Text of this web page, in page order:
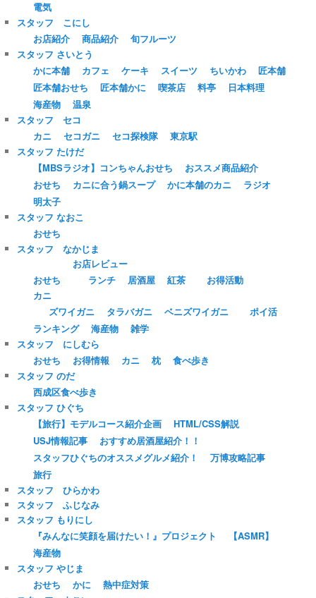
電気
スタッフ こにし
お店紹介
商品紹介
旬フルーツ
スタッフ さいとう
かに本舗
カフェ ケーキ スイーツ ちいかわ
匠本舗
匠本舗おせち
匠本舗かに 喫茶店 料亭
日本料理
海産物
温泉
スタッフ セコ
カニ
セコガニ セコ探検隊
東京駅
スタッフ たけだ
【MBSラジオ】コンちゃんおせち
おススメ商品紹介
おせち
カニに合う鍋スープ かに本舗のカニ
ラジオ
明太子
スタッフ なおこ
おせち
スタッフ なかじま
おせち
お店レビュー
ランチ
居酒屋 紅茶
お得活動
カニ
ズワイガニ
タラバガニ ベニズワイガニ
ポイ活
ランキング
海産物
雑学
スタッフ にしむら
おせち
お得情報 カニ 枕
食べ歩き
スタッフ のだ
西成区食べ歩き
スタッフ ひぐち
【旅行】モデルコース紹介企画
HTML/CSS解説
USJ情報記事
おすすめ居酒屋紹介！！
スタッフひぐちのオススメグルメ紹介！
万博攻略記事
旅行
スタッフ ひらかわ
スタッフ ふじなみ
スタッフ もりにし
『みんなに笑顔を届けたい！』プロジェクト
【ASMR】
海産物
スタッフ やじま
おせち
かに
熱中症対策